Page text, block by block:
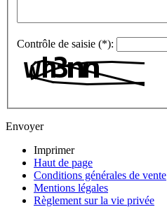
Contrôle de saisie (*):
Envoyer
Imprimer
Haut de page
Conditions générales de vente
Mentions légales
Règlement sur la vie privée